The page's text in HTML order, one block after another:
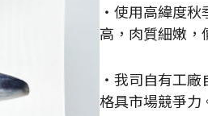
・使用高緯度
高，肉質細嫩，
・我司自有工
格具市場競爭力